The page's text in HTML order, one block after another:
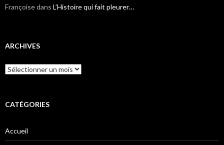
Françoisedans L’Histoire qui fait pleurer…
ARCHIVES
Archives
CATÉGORIES
Accueil